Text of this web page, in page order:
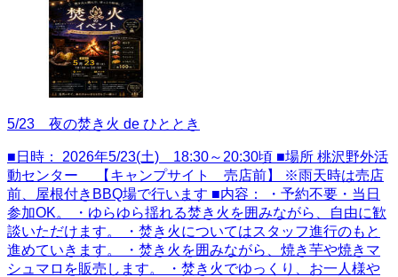
5/23 夜の焚き火 de ひととき
■日時： 2026年5/23(土) 18:30～20:30頃 ■場所 桃沢野外活
動センター 【キャンプサイト 売店前】 ※雨天時は売店
前、屋根付きBBQ場で行います ■内容： ・予約不要・当日
参加OK。 ・ゆらゆら揺れる焚き火を囲みながら、自由に歓
談いただけます。 ・焚き火についてはスタッフ進行のもと
進めていきます。 ・焚き火を囲みながら、焼き芋や焼きマ
シュマロを販売します。 ・焚き火でゆっくり、お一人様や